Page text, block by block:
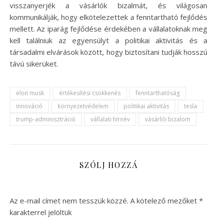
visszanyerjék a vásárlók bizalmát, és világosan
kommunikálják, hogy elkötelezettek a fenntartható fejlődés
mellett. Az iparág fejlődése érdekében a vállalatoknak meg
kell találniuk az egyensúlyt a politikai aktivitás és a
társadalmi elvárások között, hogy biztosítani tudják hosszú
távú sikerüket.
elon musk értékesítési csökkenés
fenntarthatóság
innováció
környezetvédelem politikai aktivitás
tesla
trump-adminisztráció
vállalati hírnév vásárlói bizalom
SZÓLJ HOZZÁ
Az e-mail címet nem tesszük közzé. A kötelező mezőket *
karakterrel jelöltük